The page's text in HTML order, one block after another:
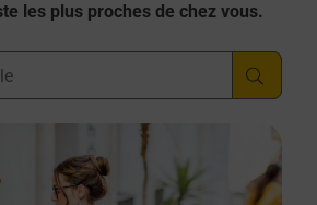
les plus proches de chez vous.
Postal